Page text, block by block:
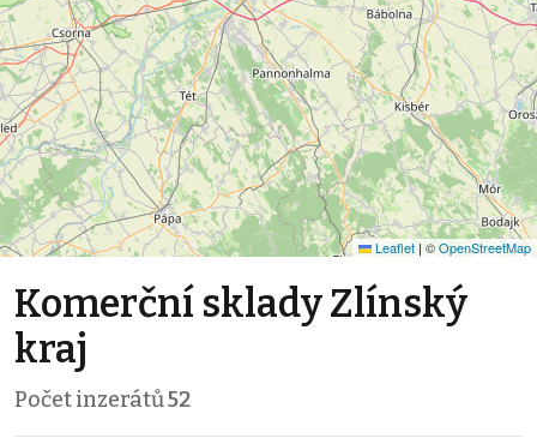
Leaflet | ©OpenStreetMap
Komerční sklady Zlínský
kraj
Počet inzerátů52